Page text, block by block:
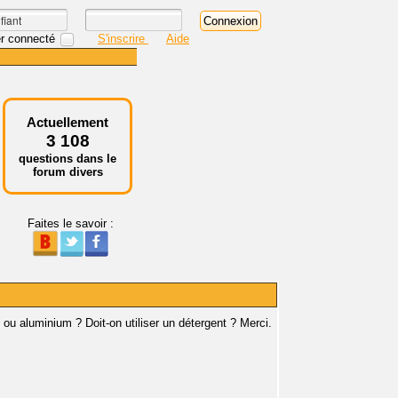
connecté S'inscrire Aide
Actuellement
3 108
questions dans le
forum divers
Faites le savoir :
aluminium ? Doit-on utiliser un détergent ? Merci.